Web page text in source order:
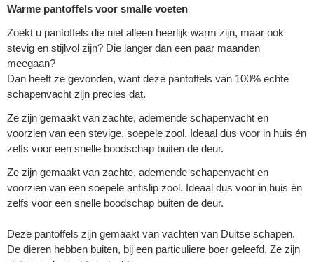
Warme pantoffels voor smalle voeten
Zoekt u pantoffels die niet alleen heerlijk warm zijn, maar ook
stevig en stijlvol zijn? Die langer dan een paar maanden
meegaan?
Dan heeft ze gevonden, want deze pantoffels van 100% echte
schapenvacht zijn precies dat.
Ze zijn gemaakt van zachte, ademende schapenvacht en
voorzien van een stevige, soepele zool. Ideaal dus voor in huis én
zelfs voor een snelle boodschap buiten de deur.
Ze zijn gemaakt van zachte, ademende schapenvacht en
voorzien van een soepele antislip zool. Ideaal dus voor in huis én
zelfs voor een snelle boodschap buiten de deur.
Deze pantoffels zijn gemaakt van vachten van Duitse schapen.
De dieren hebben buiten, bij een particuliere boer geleefd. Ze zijn